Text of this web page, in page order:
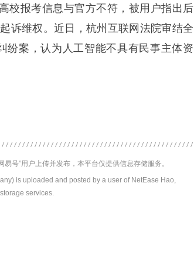
校报考信息与官方不符，被用户指出后
诉维权。近日，杭州互联网法院审结全
纷案，认为人工智能不具有民事主体资
号”用户上传并发布，本平台仅提供信息存储服务。
is uploaded and posted by a user of NetEase Hao,
services.